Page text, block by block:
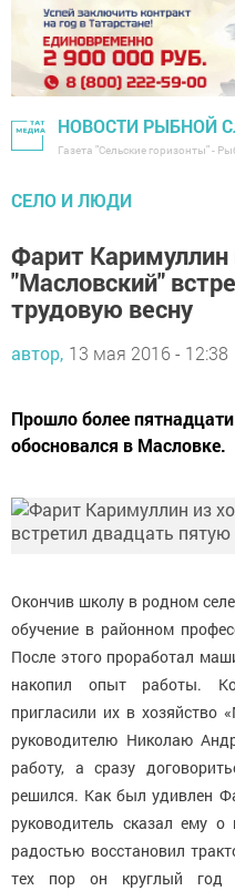
НОВОСТИ РЫБНОЙ
Газета "Сельские горизонты" -
CЕЛО И ЛЮДИ
Фарит Каримуллин
"Масловский"
трудовую весну
автор, 13 мая 2016 - 12:38
Прошло более
обосновался в Масловке.
Окончив школу в родном
обучение в районном
После этого проработал
накопил опыт работы.
пригласили их в хозяйство
руководителю Николаю
работу, а сразу
решился. Как был удивлен
руководитель сказал ему
радостью восстановил
тех пор он круглый год